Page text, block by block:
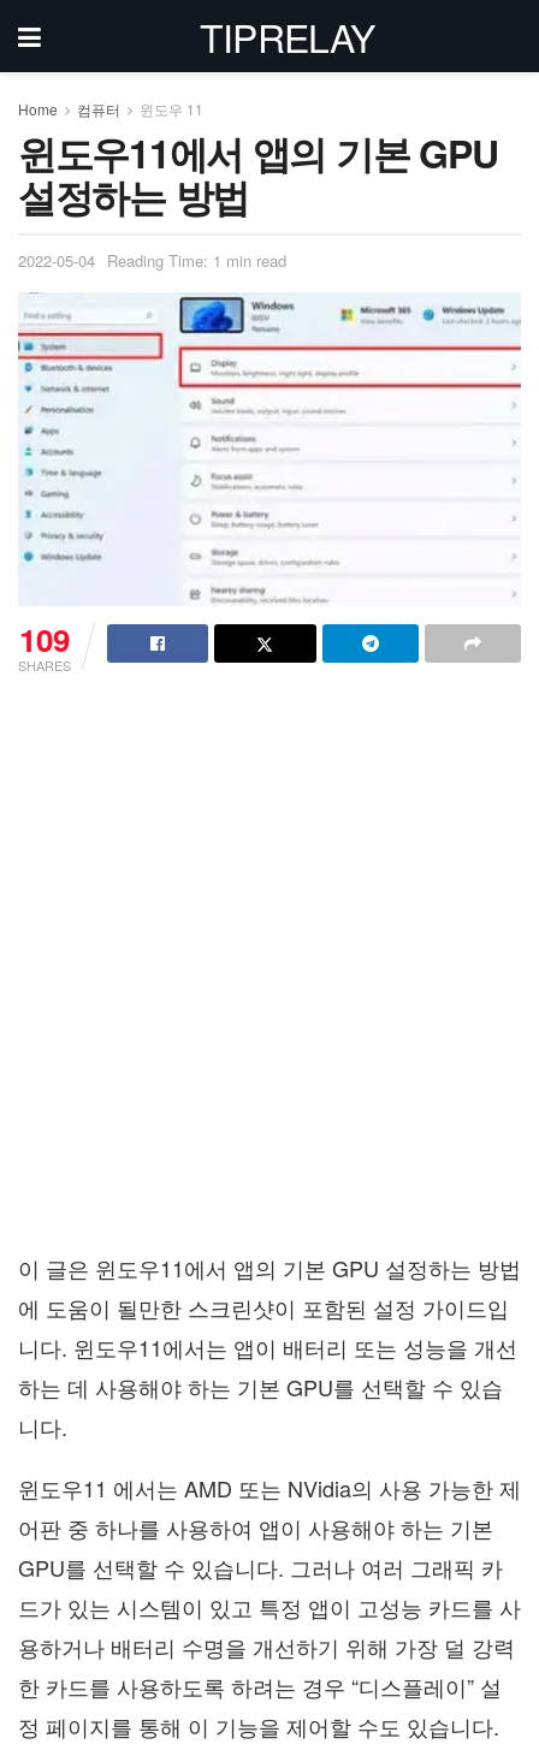
TIPRELAY
Home 컴퓨터 윈도우 11
윈도우11에서 앱의 기본 GPU
설정하는 방법
2022-05-04 Reading Time: 1 min read
109
SHARES
이 글은 윈도우11에서 앱의 기본 GPU 설정하는 방법
에 도움이 될만한 스크린샷이 포함된 설정 가이드입
니다. 윈도우11에서는 앱이 배터리 또는 성능을 개선
하는 데 사용해야 하는 기본 GPU를 선택할 수 있습
니다.
윈도우11 에서는 AMD 또는 NVidia의 사용 가능한 제
어판 중 하나를 사용하여 앱이 사용해야 하는 기본
GPU를 선택할 수 있습니다. 그러나 여러 그래픽 카
드가 있는 시스템이 있고 특정 앱이 고성능 카드를 사
용하거나 배터리 수명을 개선하기 위해 가장 덜 강력
한 카드를 사용하도록 하려는 경우 “디스플레이” 설
정 페이지를 통해 이 기능을 제어할 수도 있습니다.